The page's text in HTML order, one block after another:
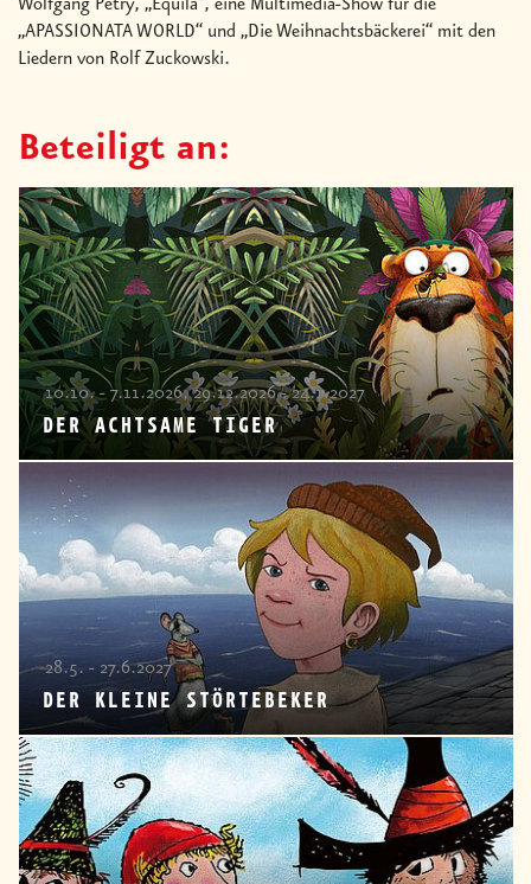
Wolfgang Petry, „Equila“, eine Multimedia-Show für die
„APASSIONATA WORLD“ und „Die Weihnachtsbäckerei“ mit den
Liedern von Rolf Zuckowski.
Beteiligt an:
10.10. - 7.11.2026, 29.12.2026 - 24.1.2027
DER ACHTSAME TIGER
28.5. - 27.6.2027
DER KLEINE STÖRTEBEKER